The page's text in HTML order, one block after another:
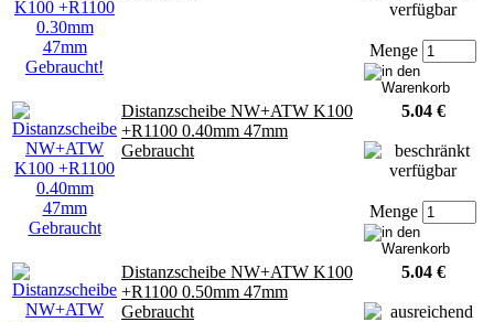
Menge
Distanzscheibe NW+ATW K100
+R1100 0.40mm 47mm
Gebraucht
5.04 €
Menge
Distanzscheibe NW+ATW K100
+R1100 0.50mm 47mm
Gebraucht
5.04 €